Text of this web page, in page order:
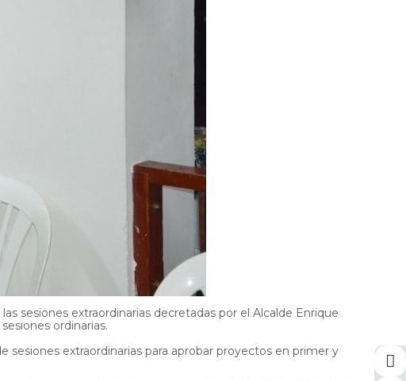
sesiones extraordinarias decretadas por el Alcalde Enrique
ordinarias.
sesiones extraordinarias para aprobar proyectos en primer y